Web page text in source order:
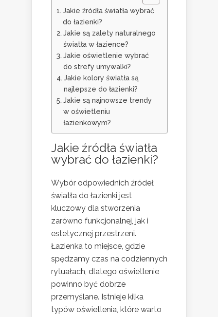
Jakie źródła światła wybrać
do łazienki?
Jakie są zalety naturalnego
światła w łazience?
Jakie oświetlenie wybrać
do strefy umywalki?
Jakie kolory światła są
najlepsze do łazienki?
Jakie są najnowsze trendy
w oświetleniu
łazienkowym?
Jakie źródła światła
wybrać do łazienki?
Wybór odpowiednich źródeł
światła do łazienki jest
kluczowy dla stworzenia
zarówno funkcjonalnej, jak i
estetycznej przestrzeni.
Łazienka to miejsce, gdzie
spędzamy czas na codziennych
rytuałach, dlatego oświetlenie
powinno być dobrze
przemyślane. Istnieje kilka
typów oświetlenia, które warto